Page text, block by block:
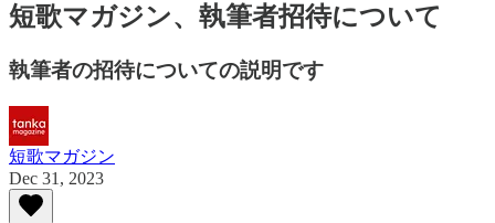
短歌マガジン、執筆者招待について
執筆者の招待についての説明です
短歌マガジン
Dec 31, 2023